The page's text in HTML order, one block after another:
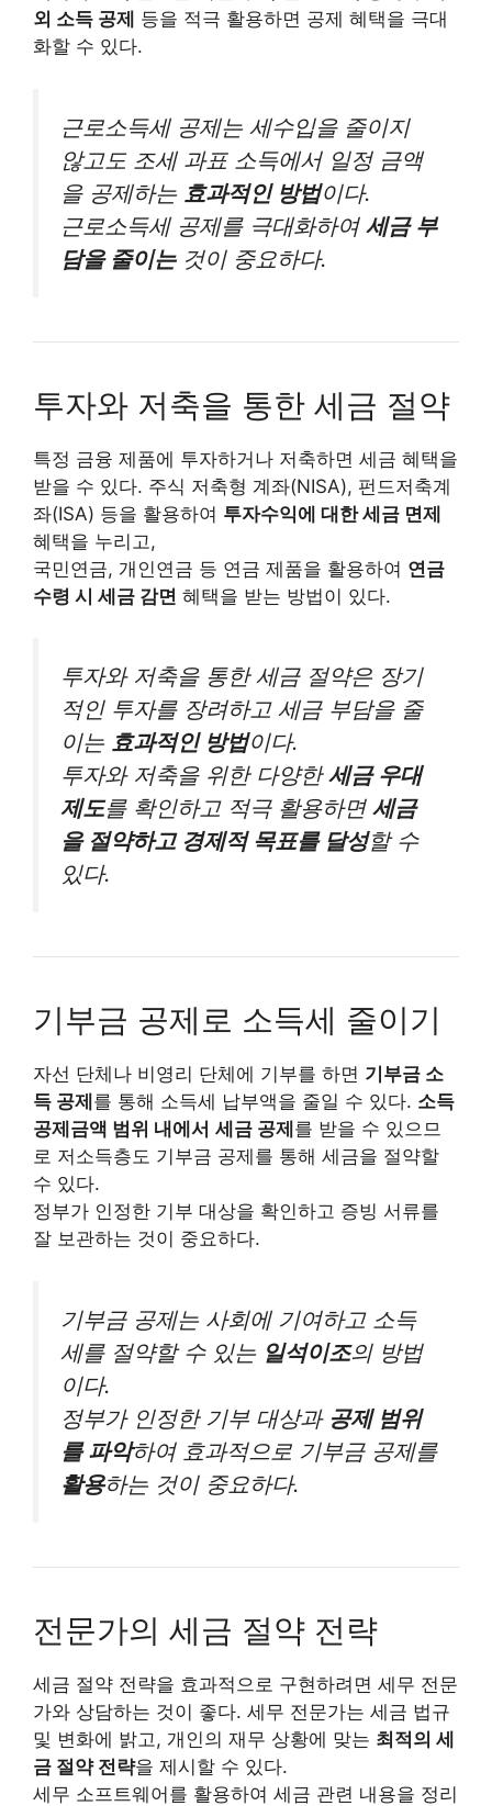
외 소득 공제 등을 적극 활용하면 공제 혜택을 극대
화할 수 있다.
근로소득세 공제는 세수입을 줄이지
않고도 조세 과표 소득에서 일정 금액
을 공제하는 효과적인 방법이다.
근로소득세 공제를 극대화하여 세금 부
담을 줄이는것이 중요하다.
투자와 저축을 통한 세금 절약
특정 금융 제품에 투자하거나 저축하면 세금 혜택을
받을 수 있다. 주식 저축형 계좌(NISA), 펀드저축계
좌(ISA) 등을 활용하여 투자수익에 대한 세금 면제
혜택을 누리고,
국민연금, 개인연금 등 연금 제품을 활용하여 연금
수령 시 세금 감면 혜택을 받는 방법이 있다.
투자와 저축을 통한 세금 절약은 장기
적인 투자를 장려하고 세금 부담을 줄
이는 효과적인 방법이다.
투자와 저축을 위한 다양한세금 우대
제도를 확인하고 적극 활용하면 세금
을 절약하고 경제적 목표를 달성할 수
있다.
기부금 공제로 소득세 줄이기
자선 단체나 비영리 단체에 기부를 하면 기부금 소
득 공제 를 통해 소득세 납부액을 줄일 수 있다. 소득
공제금액 범위 내에서 세금 공제 를 받을 수 있으므
로 저소득층도 기부금 공제를 통해 세금을 절약할
수 있다.
정부가 인정한 기부 대상을 확인하고 증빙 서류를
잘 보관하는 것이 중요하다.
기부금 공제는 사회에 기여하고 소득
세를 절약할 수 있는 일석이조의 방법
이다.
정부가 인정한 기부 대상과 공제 범위
를 파악하여 효과적으로 기부금 공제를
활용하는 것이 중요하다.
전문가의 세금 절약 전략
세금 절약 전략을 효과적으로 구현하려면 세무 전문
가와 상담하는 것이 좋다. 세무 전문가는 세금 법규
및 변화에 밝고, 개인의 재무 상황에 맞는 최적의 세
금 절약 전략을 제시할 수 있다.
세무 소프트웨어를 활용하여 세금 관련 내용을 정리